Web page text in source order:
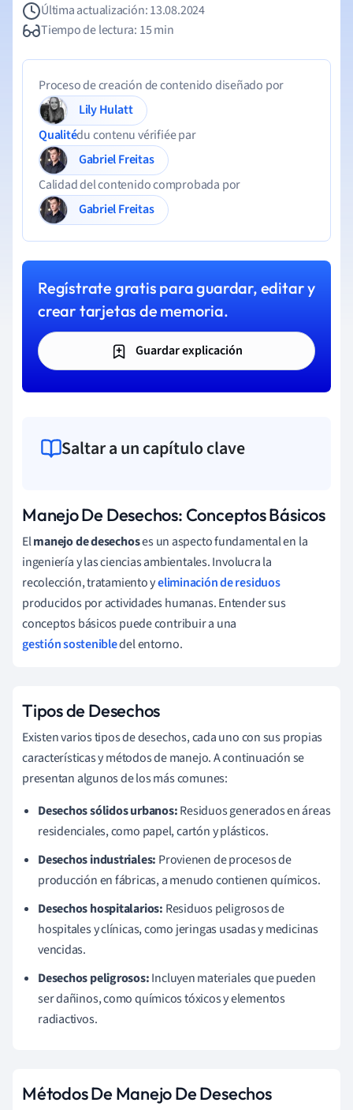
Última actualización: 13.08.2024
Tiempo de lectura: 15 min
Proceso de creación de contenido diseñado por
Lily Hulatt
Qualitédu contenu vérifiée par
Gabriel Freitas
Calidad del contenido comprobada por
Gabriel Freitas
Regístrate gratis para guardar, editar y
crear tarjetas de memoria.
Guardar explicación
Saltar a un capítulo clave
Manejo De Desechos: Conceptos Básicos
Elmanejo de desechoses un aspecto fundamental en la
ingeniería y las ciencias ambientales. Involucra la
recolección, tratamiento yeliminación de residuos
producidos por actividades humanas. Entender sus
conceptos básicos puede contribuir a una
gestión sostenibledel entorno.
Tipos de Desechos
Existen varios tipos de desechos, cada uno con sus propias
características y métodos de manejo. A continuación se
presentan algunos de los más comunes:
Desechos sólidos urbanos:Residuos generados en áreas
residenciales, como papel, cartón y plásticos.
Desechos industriales: Provienen de procesos de
producción en fábricas, a menudo contienen químicos.
Desechos hospitalarios: Residuos peligrosos de
hospitales y clínicas, como jeringas usadas y medicinas
vencidas.
Desechos peligrosos:Incluyen materiales que pueden
ser dañinos, como químicos tóxicos y elementos
radiactivos.
Métodos De Manejo De Desechos